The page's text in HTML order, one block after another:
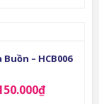
Buồn – HCB006
₫